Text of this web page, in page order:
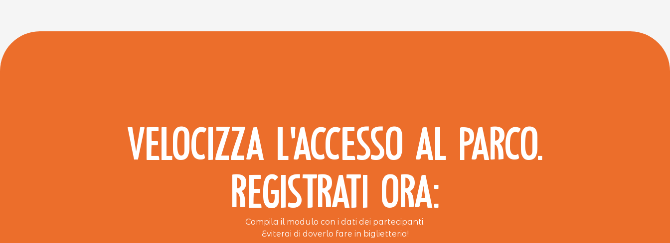
VELOCIZZA L’ACCESSO AL PARCO.
REGISTRATI ORA:
Compila il modulo con i dati dei partecipanti.
Eviterai di doverlo fare in biglietteria!